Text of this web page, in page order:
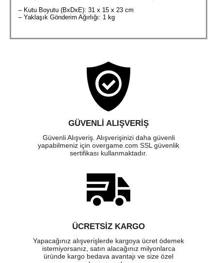
– Kutu Boyutu (BxDxE): 31 x 15 x 23 cm
– Yaklaşık Gönderim Ağırlığı: 1 kg
GÜVENLI ALIŞVERIŞ
Güvenli Alışveriş. Alışverişinizi daha güvenli
yapabilmeniz için overgame.com SSL güvenlik
sertifikası kullanmaktadır.
ÜCRETSIZ KARGO
Yapacağınız alışverişlerde kargoya ücret ödemek
istemiyorsanız, satın alacağınız milyonlarca
üründe kargo bedava avantajı ve size özel